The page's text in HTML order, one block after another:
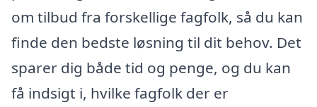
om tilbud fra forskellige fagfolk, så du kan
finde den bedste løsning til dit behov. Det
sparer dig både tid og penge, og du kan
få indsigt i, hvilke fagfolk der er